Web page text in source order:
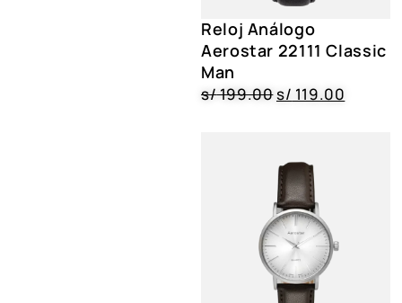
Reloj Análogo
Aerostar 22111 Classic
Man
s/199.00s/ 119.00